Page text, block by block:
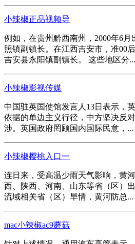
小辣椒正品视频导
例如，在贵州黔西南州，2000年6
照镇副镇长。在江西吉安市，准00
吉安县永阳镇副镇长。 这些地区分...
小辣椒影视传媒
中国驻英国使馆发言人13日表示，
依据的单边主义行径，中方坚决反
涉。英国政府罔顾国内国际民意，...
小辣椒樱桃入口一
连日来，受高温少雨天气影响，黄
西、陕西、河南、山东等省（区）
流域相关省（区）旱情，黄河防总...
mac小辣椒ac9蘑菇